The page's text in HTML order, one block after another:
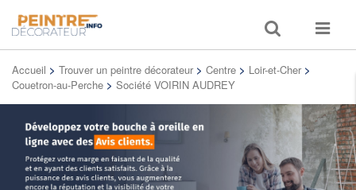
Toggle
search
Toggle
Accueil > Trouver un peintre décorateur > Centre > Loir-et-Cher >
Couetron-au-Perche > Société VOIRIN AUDREY